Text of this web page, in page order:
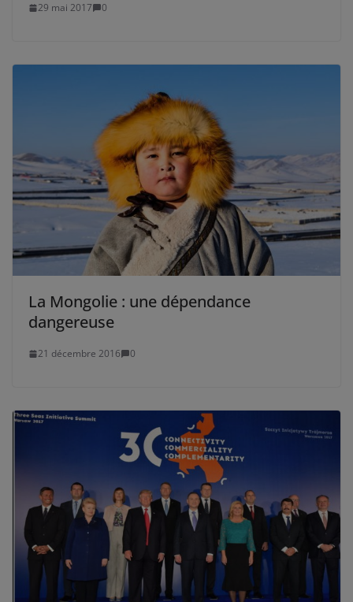
29 mai 2017 0
La Mongolie : une dépendance
dangereuse
21 décembre 2016 0